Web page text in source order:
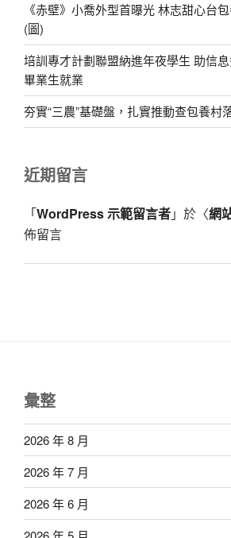
《赤壁》小喬外型首曝光 林志甜心台
(圖)
培訓專才計劃聯盟納進年夜學生 助信
畢業生就業
夯實“三農”基礎盤，扎實推動查包養村
近期留言
「WordPress 示範留言者」於〈網
佈留言
彙整
2026 年 8 月
2026 年 7 月
2026 年 6 月